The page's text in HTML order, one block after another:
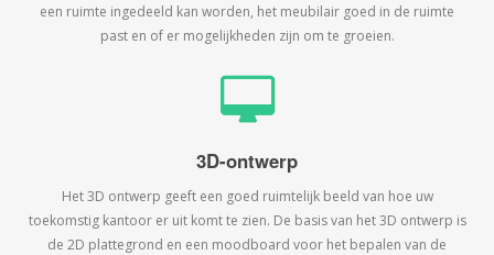
een ruimte ingedeeld kan worden, het meubilair goed in de ruimte
past en of er mogelijkheden zijn om te groeien.
3D-ontwerp
Het 3D ontwerp geeft een goed ruimtelijk beeld van hoe uw
toekomstig kantoor er uit komt te zien. De basis van het 3D ontwerp is
de 2D plattegrond en een moodboard voor het bepalen van de